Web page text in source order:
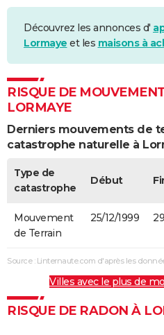
Découvrez les annonces d'
Lormaye et les maisons à
RISQUE DE
LORMAYE
Derniers mouvements de
catastrophe naturelle à
Type de
catastrophe
Début
Mouvement
de Terrain
25/12/1999
Source : Linternaute.com d'après les
Villes avec le plus de
RISQUE DE RADON À